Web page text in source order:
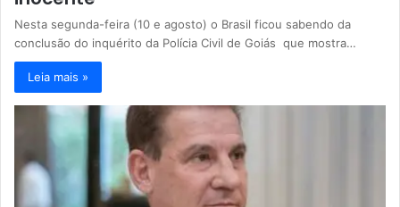
Nesta segunda-feira (10 e agosto) o Brasil ficou sabendo da
conclusão do inquérito da Polícia Civil de Goiás que mostra…
Leia mais »